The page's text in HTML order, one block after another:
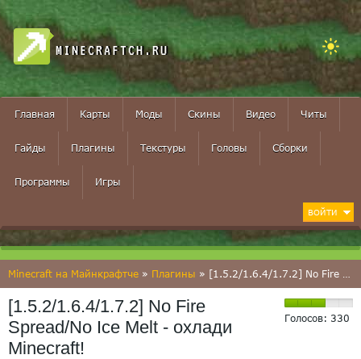
MINECRAFTCH.RU
Главная Карты Моды Скины Видео Читы
Гайды Плагины Текстуры Головы Сборки
Программы Игры
ВОЙТИ
Minecraft на Майнкрафтче » Плагины » [1.5.2/1.6.4/1.7.2] No Fire Spread/No Ice Melt - охлади Minecraft!
Голосов: 330
[1.5.2/1.6.4/1.7.2] No Fire
Spread/No Ice Melt - охлади
Minecraft!